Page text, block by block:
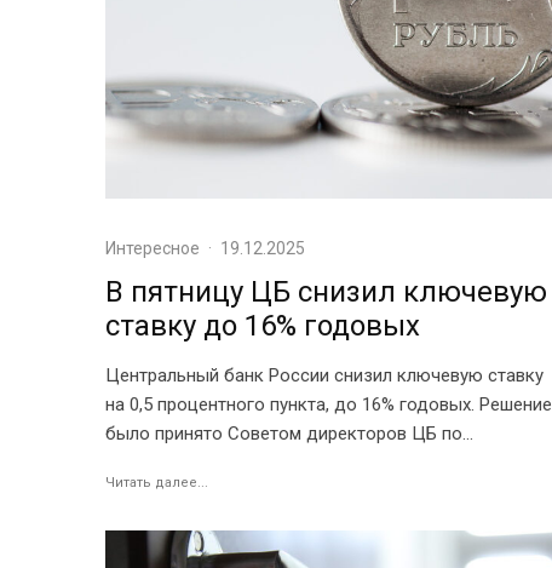
Интересное · 19.12.2025
В пятницу ЦБ снизил ключевую
ставку до 16% годовых
Центральный банк России снизил ключевую ставку
на 0,5 процентного пункта, до 16% годовых. Решение
было принято Советом директоров ЦБ по...
Читать далее...